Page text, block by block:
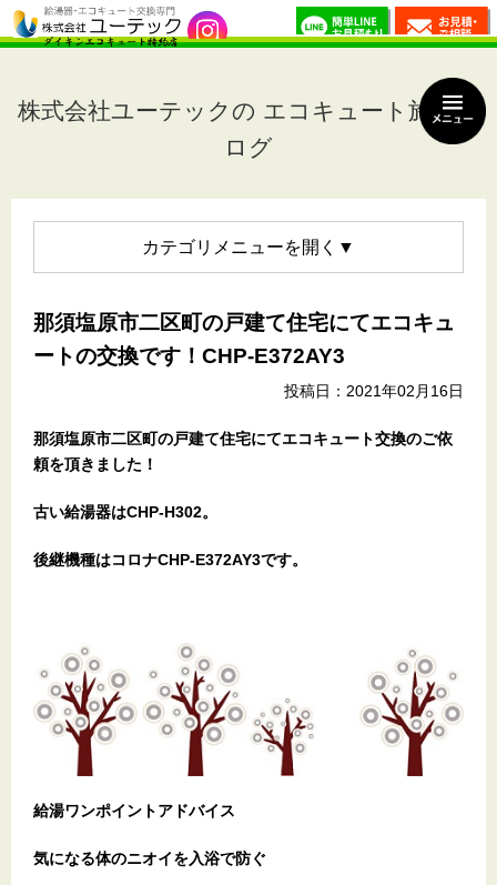
株式会社ユーテックの エコキュート施工ブ
ログ
カテゴリメニュー
那須塩原市二区町の戸建て住宅にてエコキュ
ートの交換です！CHP-E372AY3
投稿日：2021年02月16日
那須塩原市二区町の戸建て住宅にてエコキュート交換のご依
頼を頂きました！
古い給湯器はCHP-H302。
後継機種はコロナCHP-E372AY3です。
給湯ワンポイントアドバイス
気になる体のニオイを入浴で防ぐ